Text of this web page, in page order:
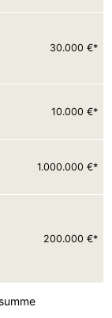
30.000 €*
10.000 €*
1.000.000 €*
200.000 €*